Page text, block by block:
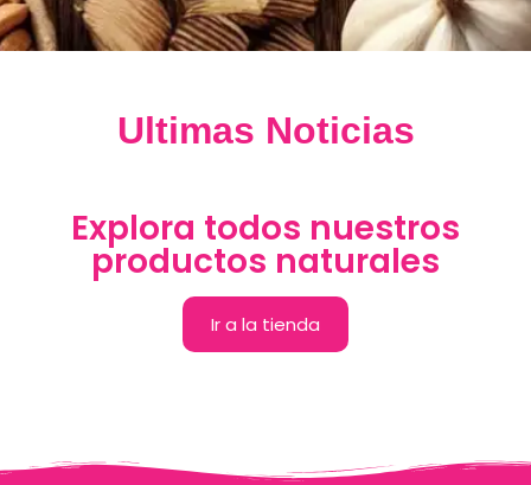
Ultimas Noticias
Explora todos nuestros
productos naturales
Ir a la tienda